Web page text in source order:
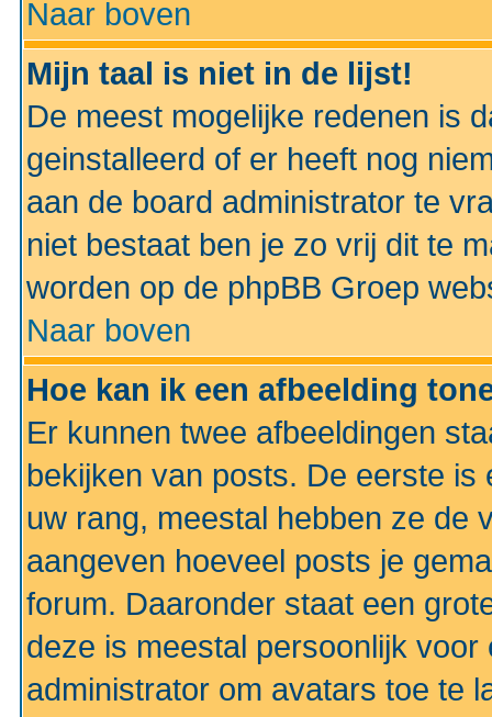
Naar boven
Mijn taal is niet in de lijst!
De meest mogelijke redenen is
geinstalleerd of er heeft nog
aan de board administrator te
niet bestaat ben je zo vrij dit te
worden op de phpBB Groep
Naar boven
Hoe kan ik een afbeelding
Er kunnen twee afbeeldingen
bekijken van posts. De eerste
uw rang, meestal hebben ze de
aangeven hoeveel posts je
forum. Daaronder staat een
deze is meestal persoonlijk
administrator om avatars toe te